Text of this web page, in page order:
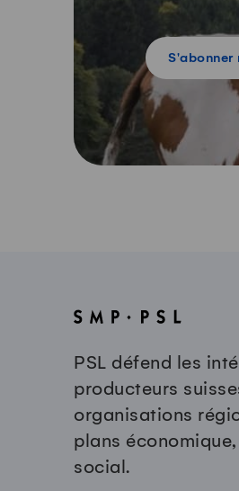
S'abonner
PSL défend les
producteurs
organisations
plans
social.